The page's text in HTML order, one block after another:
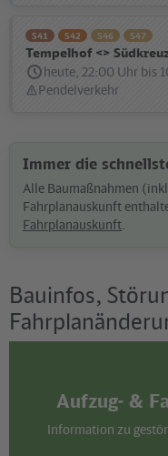
S41 S42 S46 S47
Tempelhof <>
heute, 22:00 Uhr bis
Statusmeldung:
Pendelverkehr
Immer die
Alle Baumaßnahmen
Fahrplanauskunft
Fahrplanauskunft
Bauinfos,
Aufzug- &
Information zu